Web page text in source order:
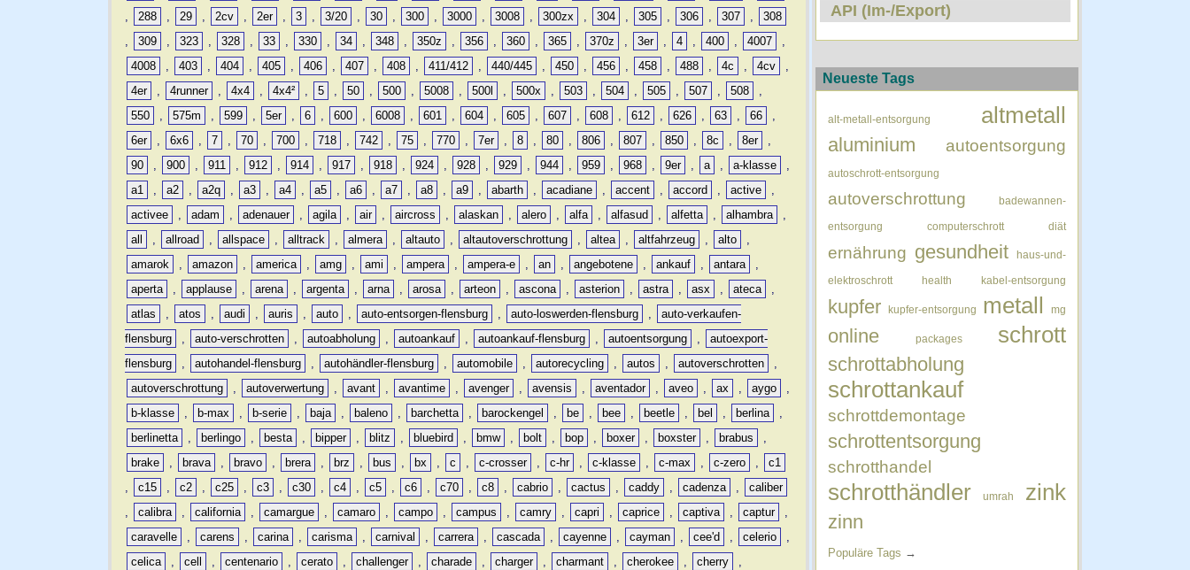
,
288 , 29 , 2cv , 2er , 3 , 3/20 , 30 , 300 , 3000 , 3008 , 300zx , 304 , 305 , 306 , 307 ,
308
,
309 , 323 , 328 , 33 , 330 , 34 , 348 , 350z , 356 , 360 , 365 , 370z , 3er , 4 , 400 , 4007
,
4008
, 403 , 404 , 405 , 406 , 407 , 408 , 411/412 , 440/445 , 450 , 456 , 458 , 488 , 4c , 4cv
,
4er
, 4runner , 4x4 , 4x4² , 5 , 50 , 500 , 5008 , 500l , 500x , 503 , 504 , 505 , 507 , 508
,
550
, 575m , 599 , 5er , 6 , 600 , 6008 , 601 , 604 , 605 , 607 , 608 , 612 , 626 , 63 , 66
,
6er
, 6x6 , 7 , 70 , 700 , 718 , 742 , 75 , 770 , 7er , 8 , 80 , 806 , 807 , 850 , 8c , 8er
,
90
, 900 , 911 , 912 , 914 , 917 , 918 , 924 , 928 , 929 , 944 , 959 , 968 , 9er , a , a-klasse
,
a1
, a2 , a2q , a3 , a4 , a5 , a6 , a7 , a8 , a9 , abarth , acadiane , accent , accord , active
,
activee
, adam , adenauer , agila , air , aircross , alaskan , alero , alfa , alfasud , alfetta , alhambra
,
all
, allroad , allspace , alltrack , almera , altauto , altautoverschrottung , altea , altfahrzeug , alto
,
amarok
, amazon , america , amg , ami , ampera , ampera-e , an , angebotene , ankauf , antara
,
aperta
, applause , arena , argenta , arna , arosa , arteon , ascona , asterion , astra , asx , ateca
,
atlas
, atos , audi , auris , auto , auto-entsorgen-flensburg , auto-loswerden-flensburg ,
auto-verkaufen-
flensburg
, auto-verschrotten , autoabholung , autoankauf , autoankauf-flensburg , autoentsorgung ,
autoexport-
flensburg
, autohandel-flensburg , autohändler-flensburg , automobile , autorecycling , autos , autoverschrotten
,
autoverschrottung
, autoverwertung , avant , avantime , avenger , avensis , aventador , aveo , ax , aygo
,
b-klasse
, b-max , b-serie , baja , baleno , barchetta , barockengel , be , bee , beetle , bel , berlina
,
berlinetta
, berlingo , besta , bipper , blitz , bluebird , bmw , bolt , bop , boxer , boxster , brabus
,
brake
, brava , bravo , brera , brz , bus , bx , c , c-crosser , c-hr , c-klasse , c-max , c-zero ,
c1
,
c15 , c2 , c25 , c3 , c30 , c4 , c5 , c6 , c70 , c8 , cabrio , cactus , caddy , cadenza ,
caliber
,
calibra , california , camargue , camaro , campo , campus , camry , capri , caprice , captiva , captur
,
caravelle
, carens , carina , carisma , carnival , carrera , cascada , cayenne , cayman , cee'd , celerio
,
celica
, cell , centenario , cerato , challenger , charade , charger , charmant , cherokee , cherry
,
API (Im-/Export)
Neueste Tags
alt-metall-entsorgung altmetall
aluminium autoentsorgung
autoschrott-entsorgung
autoverschrottung badewannen-
entsorgung computerschrott diät
ernährung gesundheit haus-und-
elektroschrott health kabel-entsorgung
kupfer kupfer-entsorgung metall mg
online packages schrott
schrottabholung
schrottankauf
schrottdemontage
schrottentsorgung
schrotthandel
schrotthändler umrah zink
zinn
Populäre Tags →